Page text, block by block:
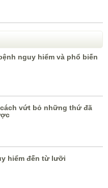
nguy hiểm và phổ biến
vứt bỏ những thứ đã
hiểm đến từ lưỡi